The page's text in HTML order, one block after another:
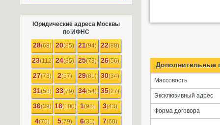
Юридические адреса Москвы
по ИФНС
28(68) 20(85) 21(94) 22(88)
23(112) 24(85) 25(73) 26(56)
27(73) 2(57) 29(81) 30(34)
31(58) 33(79) 34(54) 35(27)
36(39) 18(100) 1(98) 3(43)
4(70) 5(79) 6(31) 7(60)
Дополнительные
Массовость
Эксклюзивный адрес
Форма договора